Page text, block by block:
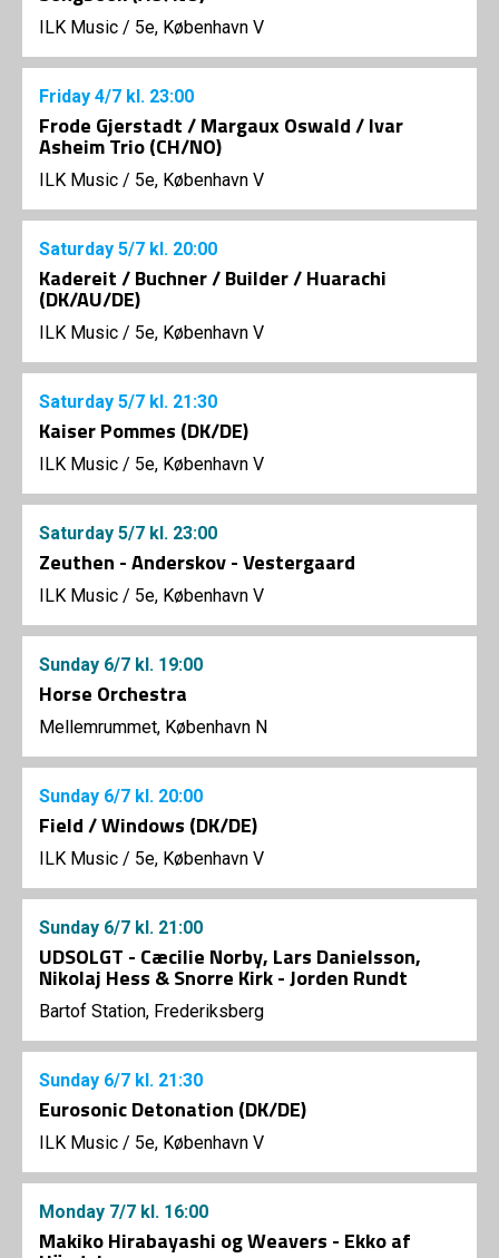
ILK Music / 5e, København V
Friday 4/7 kl. 23:00
Frode Gjerstadt / Margaux Oswald / Ivar
Asheim Trio (CH/NO)
ILK Music / 5e, København V
Saturday 5/7 kl. 20:00
Kadereit / Buchner / Builder / Huarachi
(DK/AU/DE)
ILK Music / 5e, København V
Saturday 5/7 kl. 21:30
Kaiser Pommes (DK/DE)
ILK Music / 5e, København V
Saturday 5/7 kl. 23:00
Zeuthen - Anderskov - Vestergaard
ILK Music / 5e, København V
Sunday 6/7 kl. 19:00
Horse Orchestra
Mellemrummet, København N
Sunday 6/7 kl. 20:00
Field / Windows (DK/DE)
ILK Music / 5e, København V
Sunday 6/7 kl. 21:00
UDSOLGT - Cæcilie Norby, Lars Danielsson,
Nikolaj Hess & Snorre Kirk - Jorden Rundt
Bartof Station, Frederiksberg
Sunday 6/7 kl. 21:30
Eurosonic Detonation (DK/DE)
ILK Music / 5e, København V
Monday 7/7 kl. 16:00
Makiko Hirabayashi og Weavers - Ekko af